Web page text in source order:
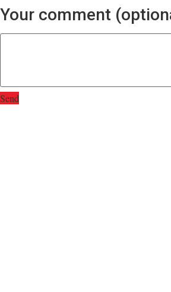
Your comment
Send